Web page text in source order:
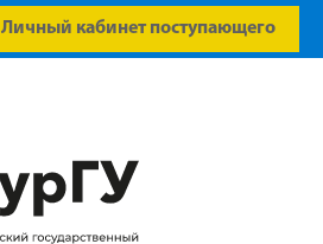
Личный кабинет поступающего